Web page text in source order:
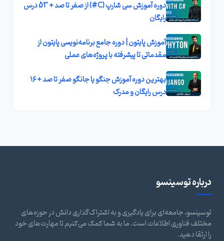
دوره آموزش سی‌ شارپ (C#) از صفر تا صد + 53 درس
رایگان
آموزش پایتون | دوره جامع برنامه‌نویسی پایتون از
مقدماتی تا پیشرفته با پروژه‌های عملی
بهترین دوره آموزش جنگو یا جانگو صفر تا صد + ۱۶
درس رایگان و مدرک
درباره توسینسو
توسینسو، جامعه‌ای برای یادگیری و به اشتراک‌گذاری دانش در حوزه‌های
مختلف فناوری اطلاعات است. ما به شما کمک می‌کنیم تا مهارت‌های خود
را ارتقا دهید.